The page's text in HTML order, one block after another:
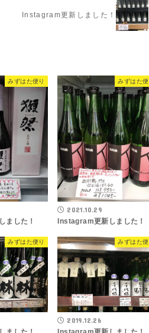
Instagram更新しました！
みずはた便り
ました！
みずはた便
2021.10.29
Instagram更新しました！
みずはた便り みずはた便
2019.12.26